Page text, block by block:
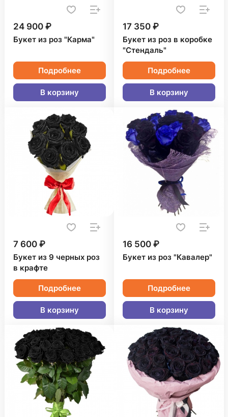
24 900 ₽
Букет из роз "Карма"
Подробнее
В корзину
17 350 ₽
Букет из роз в коробке
"Стендаль"
Подробнее
В корзину
7 600 ₽
Букет из 9 черных роз
в крафте
Подробнее
В корзину
16 500 ₽
Букет из роз "Кавалер"
Подробнее
В корзину